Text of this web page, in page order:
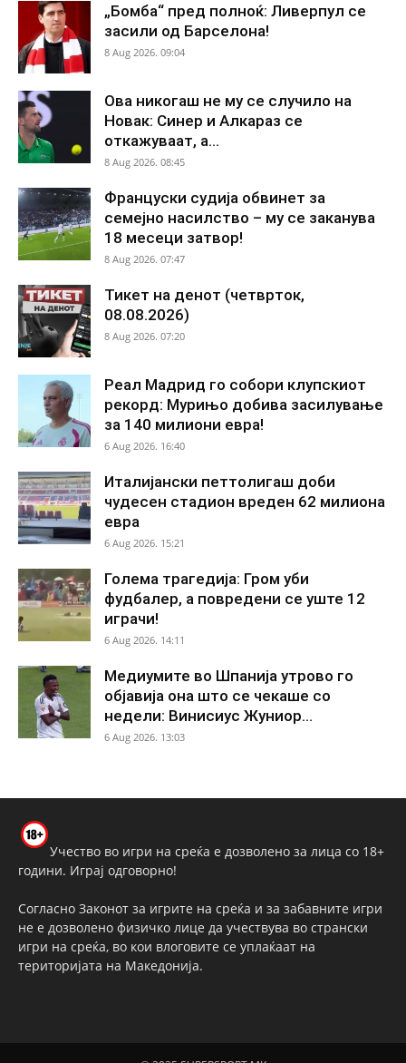
„Бомба“ пред полноќ: Ливерпул се
засили од Барселона!
8 Aug 2026. 09:04
Ова никогаш не му се случило на
Новак: Синер и Алкараз се
откажуваат, а...
8 Aug 2026. 08:45
Француски судија обвинет за
семејно насилство – му се заканува
18 месеци затвор!
8 Aug 2026. 07:47
Тикет на денот (четврток,
08.08.2026)
8 Aug 2026. 07:20
Реал Мадрид го собори клупскиот
рекорд: Мурињо добива засилување
за 140 милиони евра!
6 Aug 2026. 16:40
Италијански петтолигаш доби
чудесен стадион вреден 62 милиона
евра
6 Aug 2026. 15:21
Голема трагедија: Гром уби
фудбалер, а повредени се уште 12
играчи!
6 Aug 2026. 14:11
Медиумите во Шпанија утрово го
објавија она што се чекаше со
недели: Винисиус Жуниор...
6 Aug 2026. 13:03
Учество во игри на среќа е дозволено за лица со 18+
години. Играј одговорно!
Согласно Законот за игрите на среќа и за забавните игри
не е дозволено физичко лице да учествува во странски
игри на среќа, во кои влоговите се уплаќаат на
територијата на Македонија.